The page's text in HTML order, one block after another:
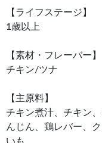
【ライフステージ】
1歳以上
【素材・フレーバー】
チキン/ツナ
【主原料】
チキン煮汁、チキン
んじん、鶏レバー、